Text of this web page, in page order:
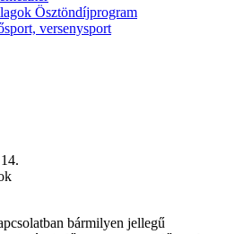
Ösztöndíjprogram
versenysport
bármilyen jellegű